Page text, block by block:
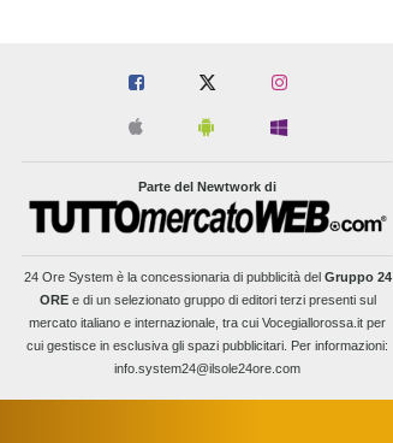
Parte del Newtwork di
24 Ore Systemè la concessionaria di pubblicità del Gruppo 24
OREe di un selezionato gruppo di editori terzi presenti sul
mercato italiano e internazionale, tra cui Vocegiallorossa.it per
cui gestisce in esclusiva gli spazi pubblicitari. Per informazioni:
info.system24@ilsole24ore.com